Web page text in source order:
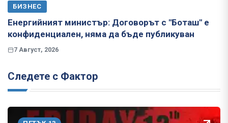
БИЗНЕС
Енергийният министър: Договорът с "Боташ" е
конфиденциален, няма да бъде публикуван
7 Август, 2026
Следете с Фактор